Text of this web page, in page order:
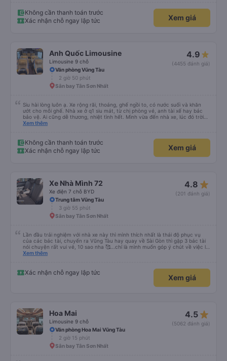
Không cần thanh toán trước
Xác nhận chỗ ngay lập tức
Xem giá
Anh Quốc Limousine
Limousine 9 chỗ
4.9
(4455 đánh giá)
Văn phòng Vũng Tàu
2 giờ 50 phút
Sân bay Tân Sơn Nhất
Siu hài lòng luôn ạ. Xe rộng rãi, thoáng, ghế ngồi to, có nước suối và khăn
ướt cho mỗi ghế. Nhà xe ở q1 siu mát, từ chị phòng vé, anh tài xế hay bác
bảo vệ. Ai cũng dễ thương, nhiệt tình hết. Mình vừa đến nhà xe, lúc đó trời
mưa, anh nhân viên lập tức bung dù che cho mình vào nhà xe ngồi chờ. Bác
phí và cũng không cần đổi xe để trung chuyển gì luôn. Sau khi đặt vé, nhà xe
sẽ gọi xác nhận, đến lúc gần xuất phát thì bên nhà xe cũng gọi nhắc nhở
mình lun. Rấc ưng ạ. Sẽ ủng hộ hãng mỗi lần mình có dịp đi Vùng Tàu ❤️❤️❤️
Xem thêm
Không cần thanh toán trước
Xác nhận chỗ ngay lập tức
Xem giá
Xe Nhà Mình 72
Xe điện 7 chỗ BYD
4.8 star_rate
(201 đánh giá)
Trung tâm Vũng Tàu
3 giờ 55 phút
Sân bay Tân Sơn Nhất
Lần đầu trải nghiệm với nhà xe này thì mình thích nhất là thái độ phục vụ
của các bác tài, chuyến ra Vũng Tàu hay quay về Sài Gòn thì gặp 3 bác tài
nói chuyện rất vui vẻ, 10 sao nha 🥰...chỉ là mình muốn góp ý chút về việc lái
xe, mặc dù mình nghĩ chắc mấy bác tài cũng thuộc dạng vững tay lái nên
là gì thì mình cũng mong các bác tài luôn cẩn thận vì sự an toàn của bản
thân và nhg hành khách trên xe là ok, lần sau có dịp mình sẽ tiếp tục ủng hộ
nhà xe, chúc nhà xe luôn làm ăn phát đạt và luôn giữ vững phong độ phục
Xem thêm
Xác nhận chỗ ngay lập tức
Xem giá
Hoa Mai
Limousine 9 chỗ
4.5 star_rate
(5062 đánh giá)
Văn phòng Hoa Mai Vũng Tàu
2 giờ 15 phút
Sân bay Tân Sơn Nhất